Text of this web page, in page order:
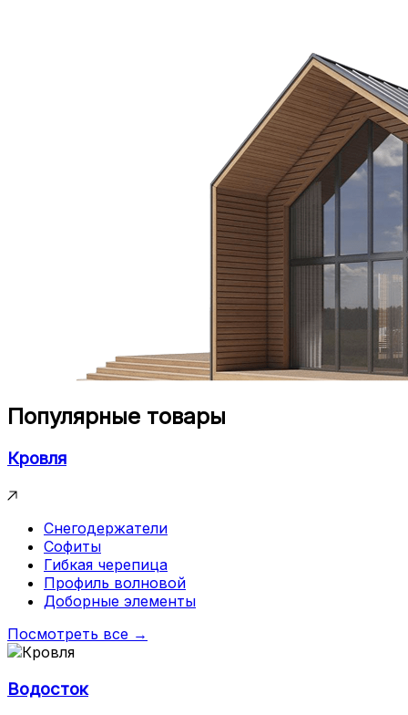
Популярные товары
Кровля
Снегодержатели
Софиты
Гибкая черепица
Профиль волновой
Доборные элементы
Посмотреть все →
Водосток